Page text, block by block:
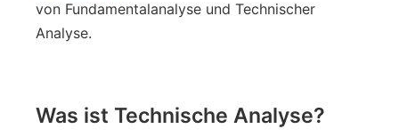
von Fundamentalanalyse und Technischer
Analyse.
Was ist Technische Analyse?